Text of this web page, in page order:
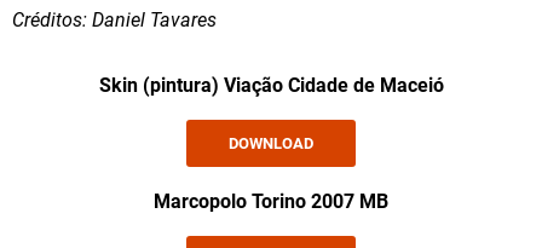
Créditos: Daniel Tavares
Skin (pintura) Viação Cidade de Maceió
DOWNLOAD
Marcopolo Torino 2007 MB